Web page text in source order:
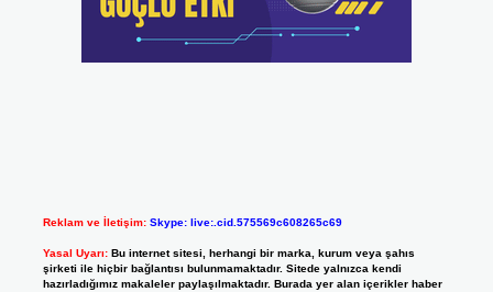
Reklam ve İletişim: Skype: live:.cid.575569c608265c69
Yasal Uyarı: Bu internet sitesi, herhangi bir marka, kurum veya şahıs
şirketi ile hiçbir bağlantısı bulunmamaktadır. Sitede yalnızca kendi
hazırladığımız makaleler paylaşılmaktadır. Burada yer alan içerikler haber